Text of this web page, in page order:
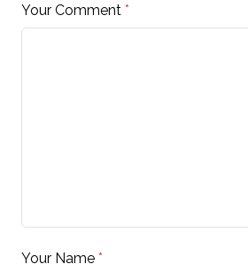
Your Comment *
Your Name *